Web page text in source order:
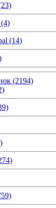
(14)
(2194)